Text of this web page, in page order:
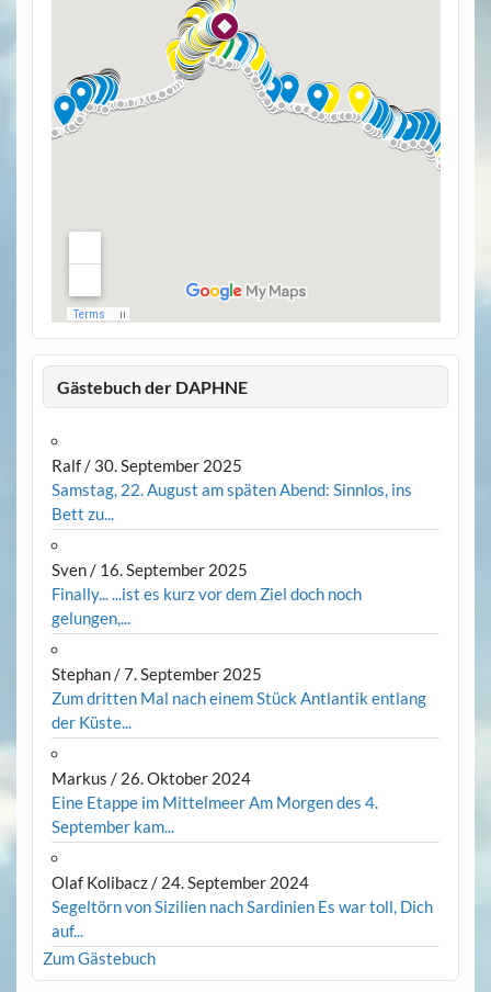
Gästebuch der DAPHNE
Ralf/ 30. September 2025
Samstag, 22. August am späten Abend: Sinnlos, ins
Bett zu...
Sven/ 16. September 2025
Finally... ...ist es kurz vor dem Ziel doch noch
gelungen,...
Stephan/7. September 2025
Zum dritten Mal nach einem Stück Antlantik entlang
der Küste...
Markus / 26. Oktober 2024
Eine Etappe im Mittelmeer Am Morgen des 4.
September kam...
Olaf Kolibacz/ 24. September 2024
Segeltörn von Sizilien nach Sardinien Es war toll, Dich
auf...
Zum Gästebuch